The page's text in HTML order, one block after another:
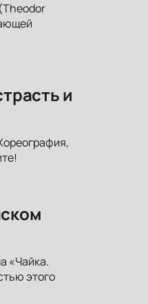
и
«Чайка.
этого